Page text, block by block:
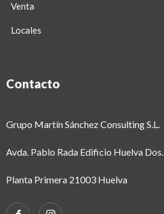
Venta
Locales
Contacto
Grupo Martín Sánchez Consulting S.L.
Avda. Pablo Rada Edificio Huelva Dos.
Planta Primera 21003 Huelva